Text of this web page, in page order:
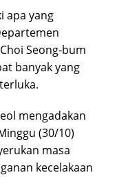
apa yang
Seong-bum
banyak yang
mengadakan
(30/10)
masa
kecelakaan